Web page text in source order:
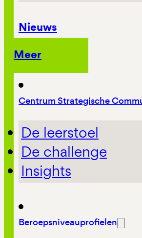
Nieuws
Meer
Centrum Strategische
De leerstoel
De challenge
Insights
Beroepsniveauprofielen